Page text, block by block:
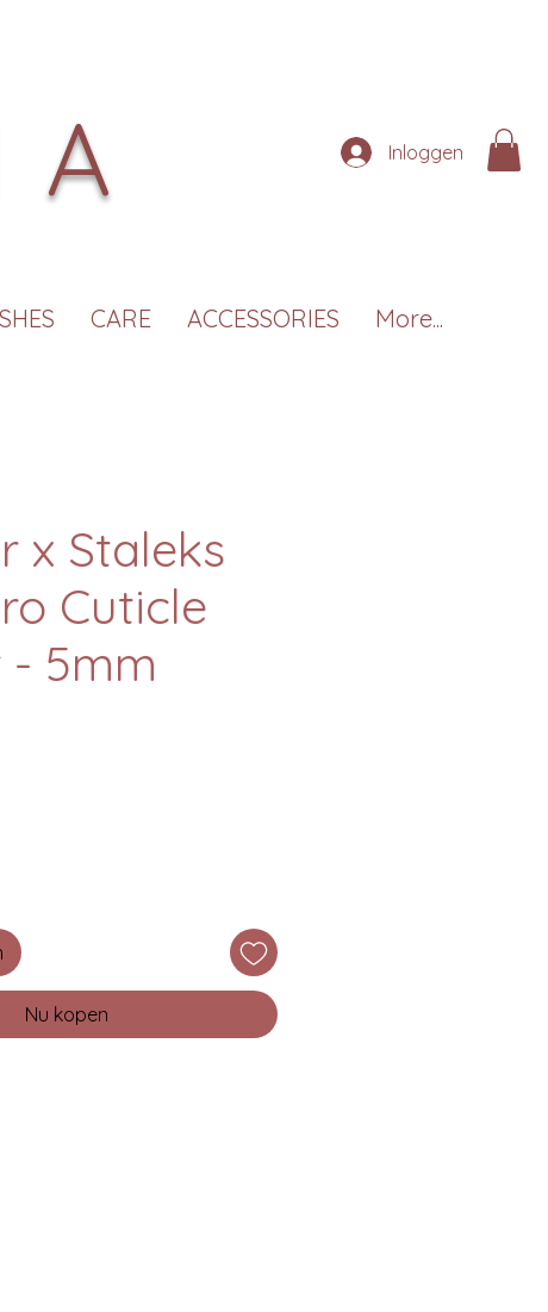
Inloggen
CARE ACCESSORIES More...
x Staleks
Cuticle
- 5mm
Nu kopen